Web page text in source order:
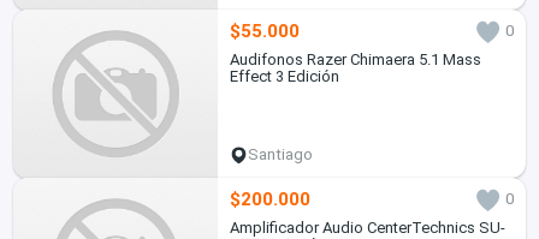
$55.000
0
Audifonos Razer Chimaera 5.1 Mass
Effect 3 Edición
Santiago
$200.000
0
Amplificador Audio CenterTechnics SU-